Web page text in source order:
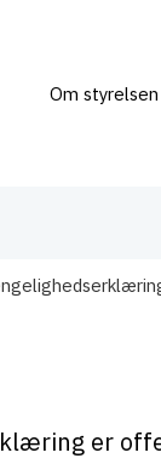
Om styrelsen
er